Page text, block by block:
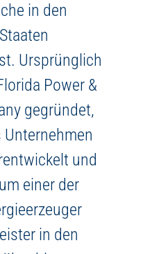
in den
Ursprünglich
Power &
gegründet,
und
einer der
in den